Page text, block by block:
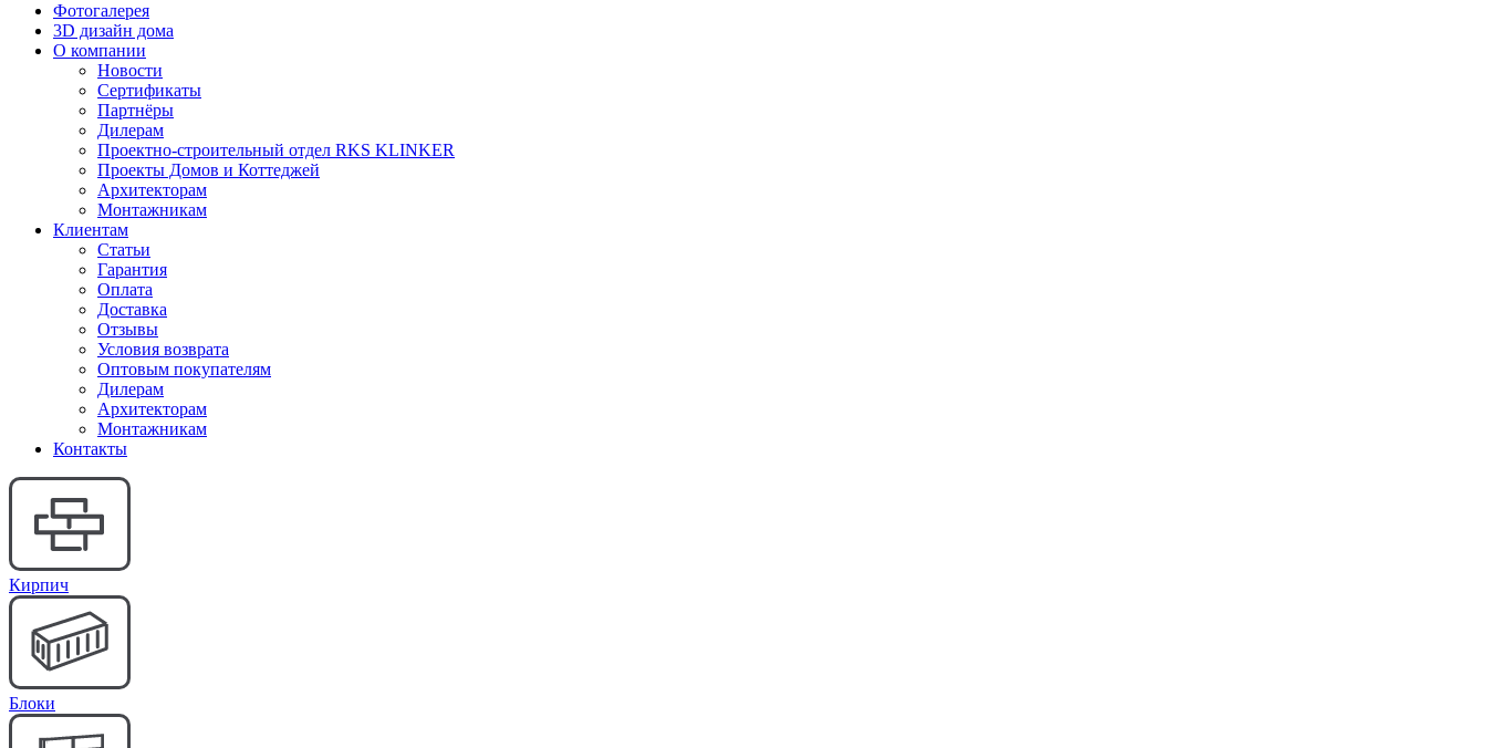
Фотогалерея
3D дизайн дома
О компании
Новости
Сертификаты
Партнёры
Дилерам
Проектно-строительный отдел RKS KLINKER
Проекты Домов и Коттеджей
Архитекторам
Монтажникам
Клиентам
Статьи
Гарантия
Оплата
Доставка
Отзывы
Условия возврата
Оптовым покупателям
Дилерам
Архитекторам
Монтажникам
Контакты
Кирпич
Блоки